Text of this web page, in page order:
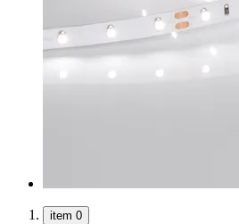
item 0